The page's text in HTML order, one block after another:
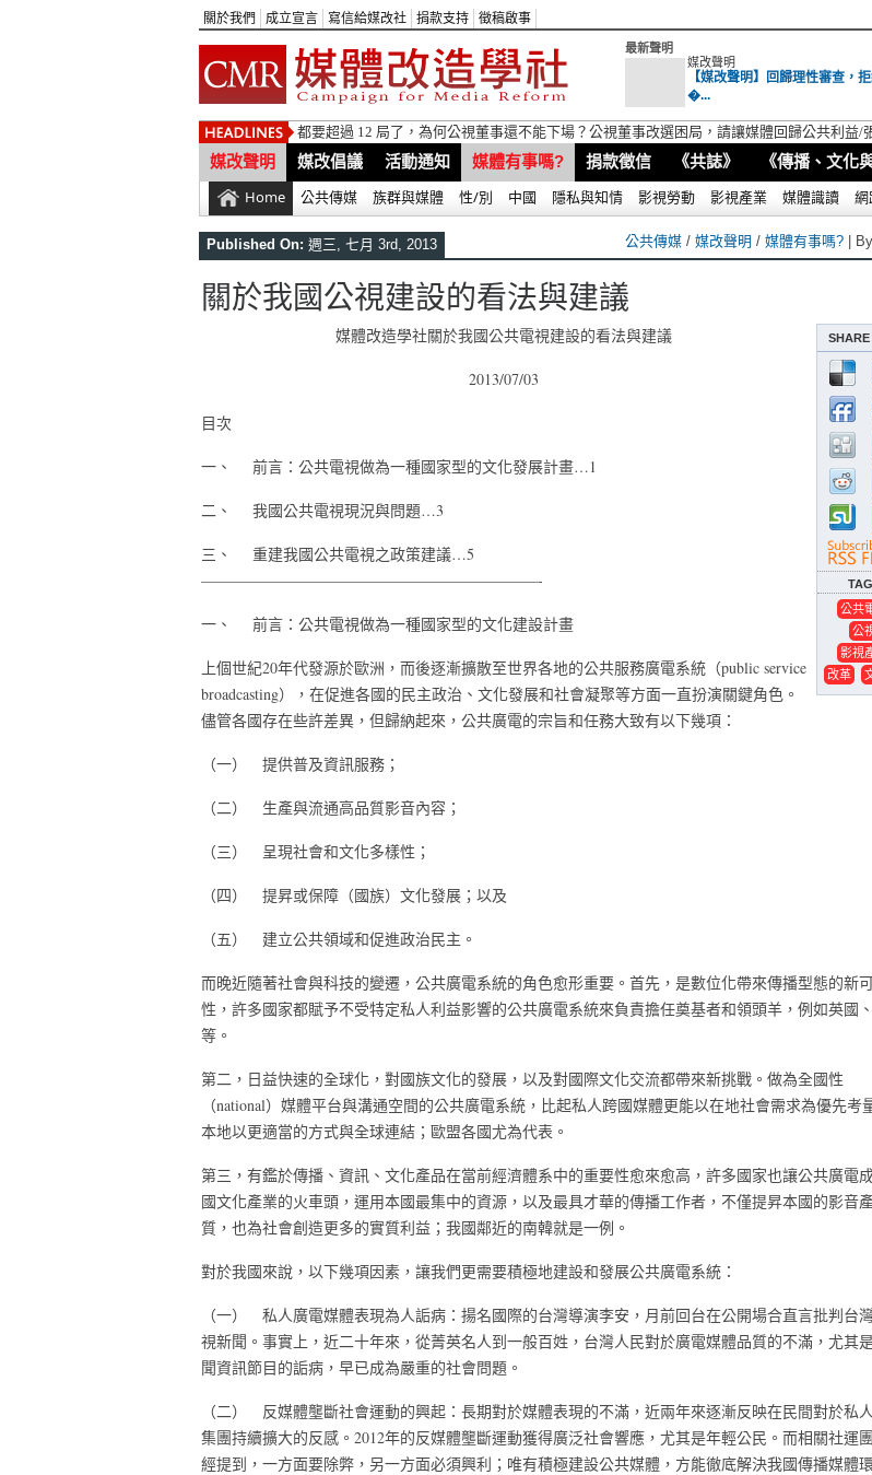
關於我們 成立宣言 寫信給媒改社 捐款支持 徵稿啟事
最新聲明
媒改聲明
【媒改聲明】回歸理性審查，
�...
都要超過 12 局了，為何公視董事還不能下場？公視董事改選困局，請讓媒體回歸公共利益/
媒改聲明 媒改倡議 活動通知 媒體有事嗎? 捐款徵信 《共誌》 《傳播、文化
Home 公共傳媒 族群與媒體 性/別 中國 隱私與知情 影視勞動 影視產業 媒體識讀 網
Published On: 週三, 七月 3rd, 2013 公共傳媒 / 媒改聲明 / 媒體有事嗎? | By
關於我國公視建設的看法與建議
SHARE
公共
公
影視
改革
媒體改造學社關於我國公共電視建設的看法與建議
2013/07/03
目次
一、 前言：公共電視做為一種國家型的文化發展計畫…1
二、 我國公共電視現況與問題…3
三、 重建我國公共電視之政策建議…5
——————————————————————-
一、 前言：公共電視做為一種國家型的文化建設計畫
上個世紀20年代發源於歐洲，而後逐漸擴散至世界各地的公共服務廣電系統（public service
broadcasting），在促進各國的民主政治、文化發展和社會凝聚等方面一直扮演關鍵角色。
儘管各國存在些許差異，但歸納起來，公共廣電的宗旨和任務大致有以下幾項：
（一） 提供普及資訊服務；
（二） 生產與流通高品質影音內容；
（三） 呈現社會和文化多樣性；
（四） 提昇或保障（國族）文化發展；以及
（五） 建立公共領域和促進政治民主。
而晚近隨著社會與科技的變遷，公共廣電系統的角色愈形重要。首先，是數位化帶來傳播型態的新
性，許多國家都賦予不受特定私人利益影響的公共廣電系統來負責擔任奠基者和領頭羊，例如英國
等。
第二，日益快速的全球化，對國族文化的發展，以及對國際文化交流都帶來新挑戰。做為全國性
（national）媒體平台與溝通空間的公共廣電系統，比起私人跨國媒體更能以在地社會需求為優先考
本地以更適當的方式與全球連結；歐盟各國尤為代表。
第三，有鑑於傳播、資訊、文化產品在當前經濟體系中的重要性愈來愈高，許多國家也讓公共廣電
國文化產業的火車頭，運用本國最集中的資源，以及最具才華的傳播工作者，不僅提昇本國的影音
質，也為社會創造更多的實質利益；我國鄰近的南韓就是一例。
對於我國來說，以下幾項因素，讓我們更需要積極地建設和發展公共廣電系統：
（一） 私人廣電媒體表現為人詬病：揚名國際的台灣導演李安，月前回台在公開場合直言批判台
視新聞。事實上，近二十年來，從菁英名人到一般百姓，台灣人民對於廣電媒體品質的不滿，尤其
聞資訊節目的詬病，早已成為嚴重的社會問題。
（二） 反媒體壟斷社會運動的興起：長期對於媒體表現的不滿，近兩年來逐漸反映在民間對於私
集團持續擴大的反感。2012年的反媒體壟斷運動獲得廣泛社會響應，尤其是年輕公民。而相關社運
經提到，一方面要除弊，另一方面必須興利；唯有積極建設公共媒體，方能徹底解決我國傳播媒體